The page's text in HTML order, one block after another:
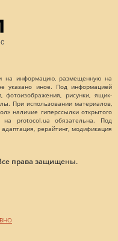
на информацию, размещенную на
указано иное. Под информацией
фотоизображения, рисунки, ящик-
При использовании материалов,
наличие гиперссылки открытого
на protocol.ua обязательна. Под
рерайтинг, модификация
права защищены.